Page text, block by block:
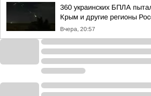
360 украинских БПЛА
Крым и другие регионы
Вчера, 20:57